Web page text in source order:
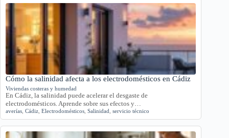
Cómo la salinidad afecta a los electrodomésticos en Cádiz
Viviendas costeras y humedad
En Cádiz, la salinidad puede acelerar el desgaste de
electrodomésticos. Aprende sobre sus efectos y…
averías Cádiz Electrodomésticos Salinidad servicio técnico